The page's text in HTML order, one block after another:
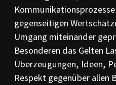
gegenseitigen
Umgang miteinander
Besonderen das Gelten
Überzeugungen, Ideen,
Respekt gegenüber allen